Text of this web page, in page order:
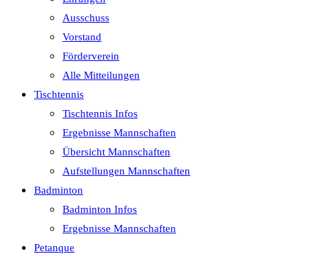
Ausschuss
Vorstand
Förderverein
Alle Mitteilungen
Tischtennis
Tischtennis Infos
Ergebnisse Mannschaften
Übersicht Mannschaften
Aufstellungen Mannschaften
Badminton
Badminton Infos
Ergebnisse Mannschaften
Petanque